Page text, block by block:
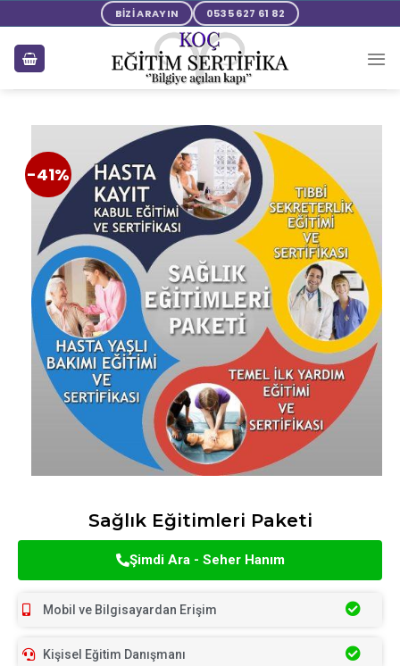
BİZİ ARAYIN 0535 627 61 82
-41%
Sağlık Eğitimleri Paketi
Şimdi Ara - Seher Hanım
Mobil ve Bilgisayardan Erişim
Kişisel Eğitim Danışmanı